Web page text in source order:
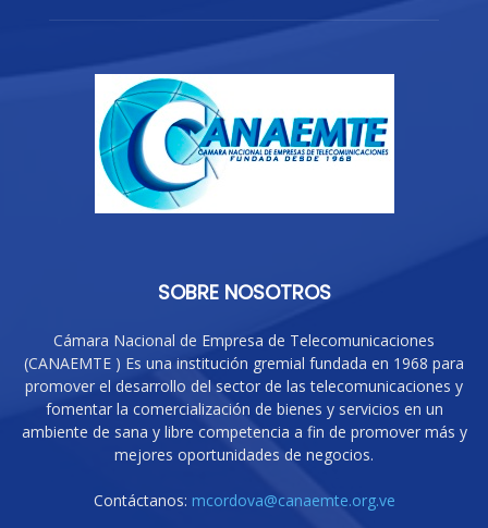
SOBRE NOSOTROS
Cámara Nacional de Empresa de Telecomunicaciones
(CANAEMTE ) Es una institución gremial fundada en 1968 para
promover el desarrollo del sector de las telecomunicaciones y
fomentar la comercialización de bienes y servicios en un
ambiente de sana y libre competencia a fin de promover más y
mejores oportunidades de negocios.
Contáctanos: mcordova@canaemte.org.ve